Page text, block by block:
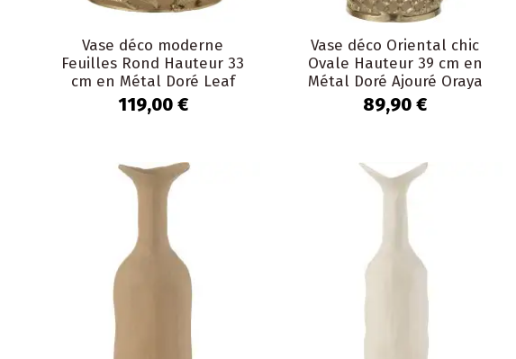
Vase déco moderne
Feuilles Rond Hauteur 33
cm en Métal Doré Leaf
119,00 €
Vase déco Oriental chic
Ovale Hauteur 39 cm en
Métal Doré Ajouré Oraya
89,90 €